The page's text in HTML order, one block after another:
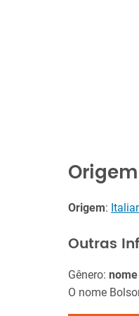
Origem:
Outras
Gênero:
O nome